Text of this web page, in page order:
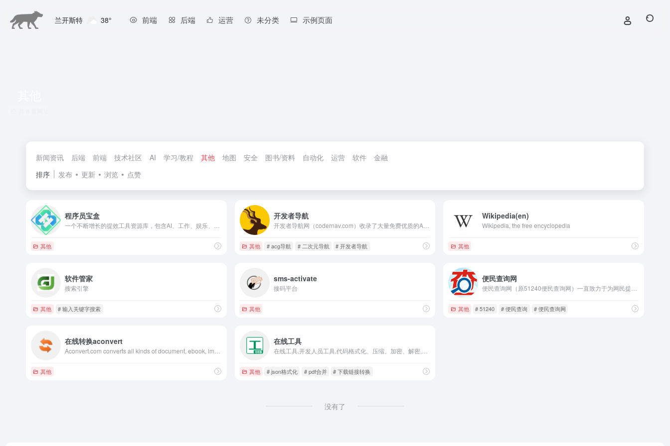
兰开斯特 38° 前端 后端 运营 未分类 示例页面
新闻资讯 后端 前端 技术社区 AI 学习/教程 其他 地图 安全 图书/资料 自动化 运营 软件
金融
排序
发布 更新 浏览 点赞
程序员宝盒
其他
开发者导航
开发者导航网（codernav.com）收录了大量免费优质的AI人工智能、资源干货、在线工具等众多分类的网站，千余良心网站供您随时享用，是一个能够提高生活质量、工作效率和学习成绩的综合类导航网站。
其他 # acg导航 # 二次元导航 # 开发者导航
Wikipedia(en)
Wikipedia, the free encyclopedia
其他
软件管家
搜索引擎
其他 # 输入关键字搜索
sms-activate
接码平台
其他
便民查询网
其他 # 51240 # 便民查询 # 便民查询网
在线转换aconvert
其他
在线工具
其他 # json格式化 # pdf合并 # 下载链接转换
没有了